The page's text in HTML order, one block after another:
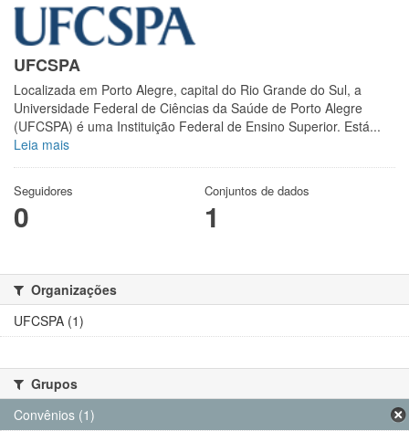
UFCSPA
Localizada em Porto Alegre, capital do Rio Grande do Sul, a
Universidade Federal de Ciências da Saúde de Porto Alegre
(UFCSPA) é uma Instituição Federal de Ensino Superior. Está...
Leia mais
Seguidores
0
Conjuntos de dados
1
Organizações
UFCSPA (1)
Grupos
Convênios (1)